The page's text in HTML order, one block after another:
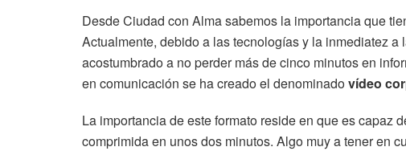
Desde Ciudad con Alma sabemos la importancia que
Actualmente, debido a las tecnologías y la inmediatez
acostumbrado a no perder más de cinco minutos en
en comunicación se ha creado el denominadovídeo
La importancia de este formato reside en que es capaz
comprimida en unos dos minutos. Algo muy a tener en